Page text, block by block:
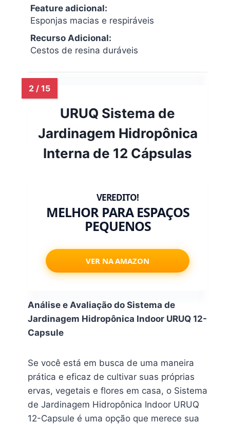
Feature adicional:
Esponjas macias e respiráveis
Recurso Adicional:
Cestos de resina duráveis
URUQ Sistema de
Jardinagem Hidropônica
Interna de 12 Cápsulas
MELHOR PARA ESPAÇOS
PEQUENOS
VER NA AMAZON
Análise e Avaliação do Sistema de
Jardinagem Hidropônica Indoor URUQ 12-
Capsule
Se você está em busca de uma maneira
prática e eficaz de cultivar suas próprias
ervas, vegetais e flores em casa, o Sistema
de Jardinagem Hidropônica Indoor URUQ
12-Capsule é uma opção que merece sua